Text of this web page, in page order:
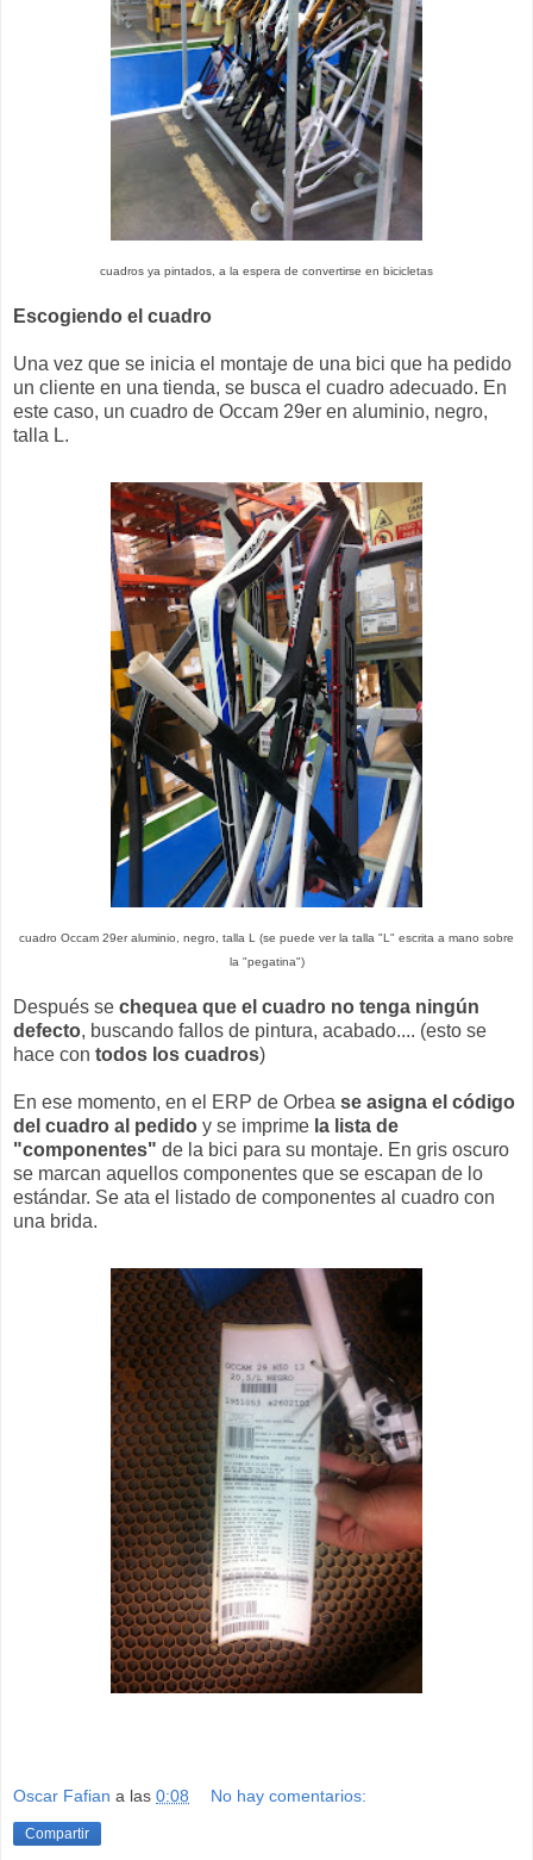
cuadros ya pintados, a la espera de convertirse en bicicletas
Escogiendo el cuadro
Una vez que se inicia el montaje de una bici que ha pedido
un cliente en una tienda, se busca el cuadro adecuado. En
este caso, un cuadro de Occam 29er en aluminio, negro,
talla L.
cuadro Occam 29er aluminio, negro, talla L (se puede ver la talla "L" escrita a mano sobre
la "pegatina")
Después se chequea que el cuadro no tenga ningún
defecto, buscando fallos de pintura, acabado.... (esto se
hace con todos los cuadros)
En ese momento, en el ERP de Orbea se asigna el código
del cuadro al pedido y se imprime la lista de
"componentes" de la bici para su montaje. En gris oscuro
se marcan aquellos componentes que se escapan de lo
estándar. Se ata el listado de componentes al cuadro con
una brida.
Oscar Fafian a las 0:08 No hay comentarios:
Compartir